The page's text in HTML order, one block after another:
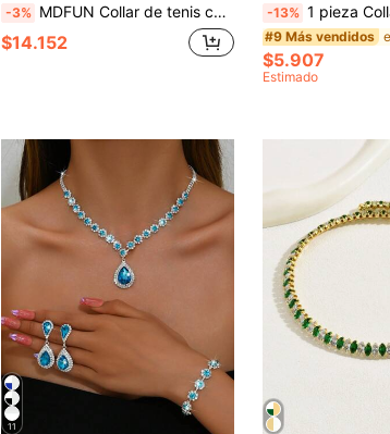
-3% MDFUN Collar de tenis con circonita cúbica de corte redondo de 3.0 mm, enchapado en oro de 18K, unisex
$14.152
-13% 1 pieza Collar de mujer de tono dorado con
#9 Más vendidos
$5.907
Estimado
11